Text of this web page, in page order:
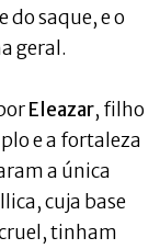
saque, e o
geral.
Eleazar, filho
e a fortaleza
a única
cuja base
tinham